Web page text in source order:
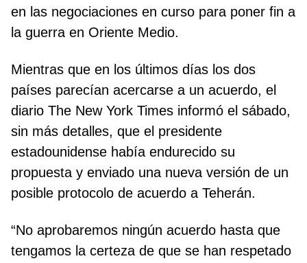
en las negociaciones en curso para poner fin a
la guerra en Oriente Medio.
Mientras que en los últimos días los dos
países parecían acercarse a un acuerdo, el
diario The New York Times informó el sábado,
sin más detalles, que el presidente
estadounidense había endurecido su
propuesta y enviado una nueva versión de un
posible protocolo de acuerdo a Teherán.
“No aprobaremos ningún acuerdo hasta que
tengamos la certeza de que se han respetado